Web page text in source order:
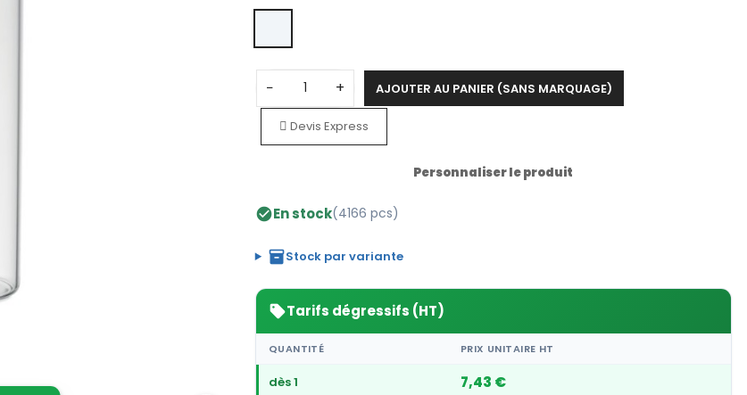
− + AJOUTER AU PANIER (SANS MARQUAGE)
Devis Express
Personnaliser le produit
check_circleEn stock(4166 pcs)
inventory_2Stock par variante
sellTarifs dégressifs (HT)
QUANTITÉ PRIX UNITAIRE HT
dès 1 7,43 €